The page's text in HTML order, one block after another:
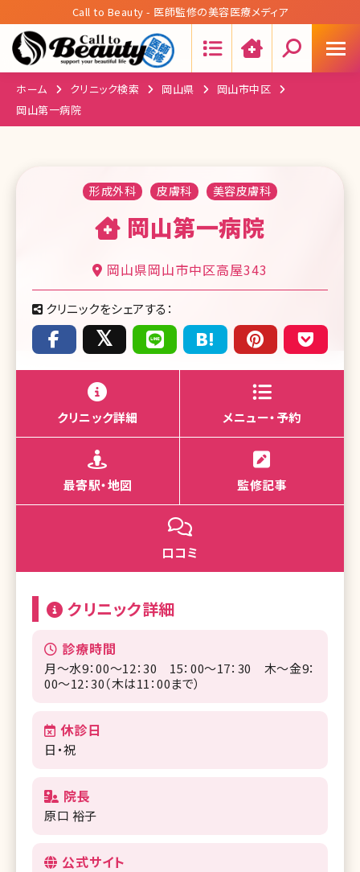
Call to Beauty - 医師監修の美容医療メディア
ホーム クリニック検索 岡山県
岡山市中区
岡山第一病院
形成外科 皮膚科 美容皮膚科
岡山第一病院
岡山県岡山市中区高屋343
クリニックをシェアする：
クリニック詳細 メニュー・予約
最寄駅・地図 監修記事
口コミ
クリニック詳細
診療時間
月～水9：00～12：30 15：00～17：30 木～金9：
00～12：30（木は11：00まで）
休診日
日・祝
院長
原口 裕子
公式サイト